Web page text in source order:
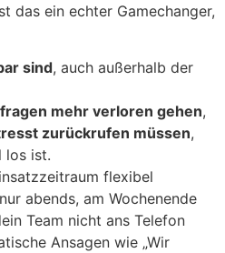
das ein echter Gamechanger,
sind, auch außerhalb der
mehr verloren gehen,
zurückrufen müssen,
los ist.
flexibel
abends, am Wochenende
Team nicht ans Telefon
Ansagen wie „Wir